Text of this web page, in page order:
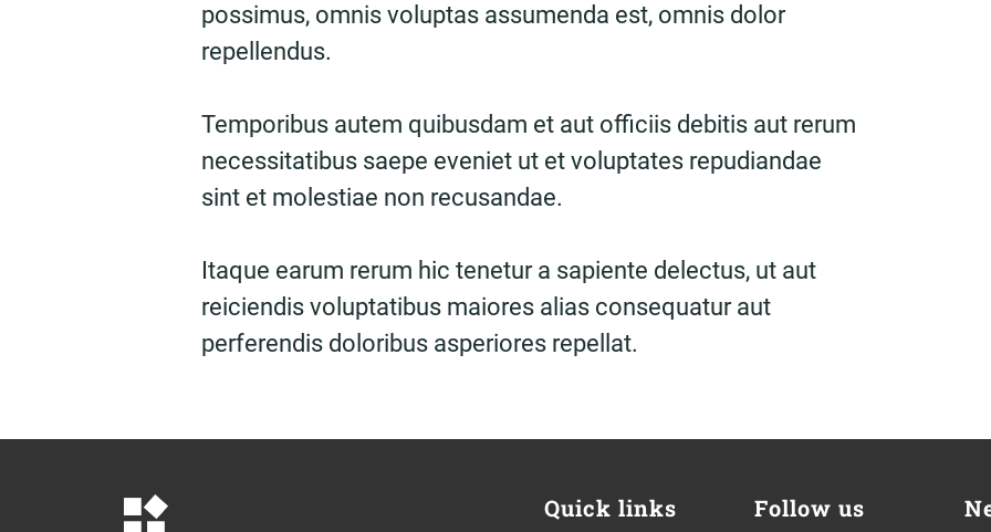
possimus, omnis voluptas assumenda est, omnis dolor
repellendus.
Temporibus autem quibusdam et aut officiis debitis aut rerum
necessitatibus saepe eveniet ut et voluptates repudiandae
sint et molestiae non recusandae.
Itaque earum rerum hic tenetur a sapiente delectus, ut aut
reiciendis voluptatibus maiores alias consequatur aut
perferendis doloribus asperiores repellat.
Quick links Follow us